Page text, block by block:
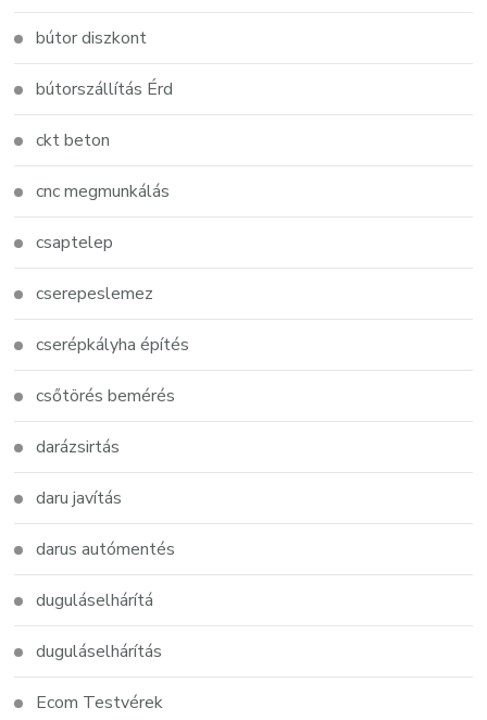
bútor diszkont
bútorszállítás Érd
ckt beton
cnc megmunkálás
csaptelep
cserepeslemez
cserépkályha építés
csőtörés bemérés
darázsirtás
daru javítás
darus autómentés
duguláselhárítá
duguláselhárítás
Ecom Testvérek